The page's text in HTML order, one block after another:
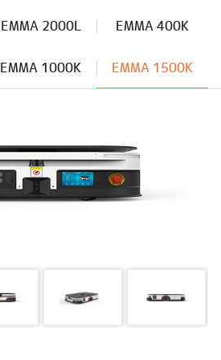
EMMA 2000L EMMA 400K
EMMA 1000K EMMA 1500K